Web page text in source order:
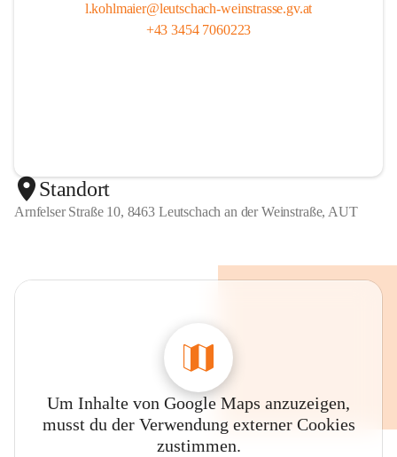
l.kohlmaier@leutschach-weinstrasse.gv.at
+43 3454 7060223
Standort
Arnfelser Straße 10, 8463 Leutschach an der Weinstraße, AUT
Um Inhalte von Google Maps anzuzeigen,
musst du der Verwendung externer Cookies
zustimmen.